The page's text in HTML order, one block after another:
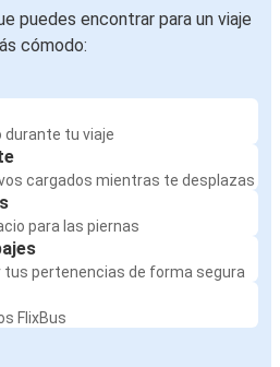
puedes encontrar para un viaje
cómodo:
tu viaje
cargados mientras te desplazas
para las piernas
tus pertenencias de forma segura
FlixBus